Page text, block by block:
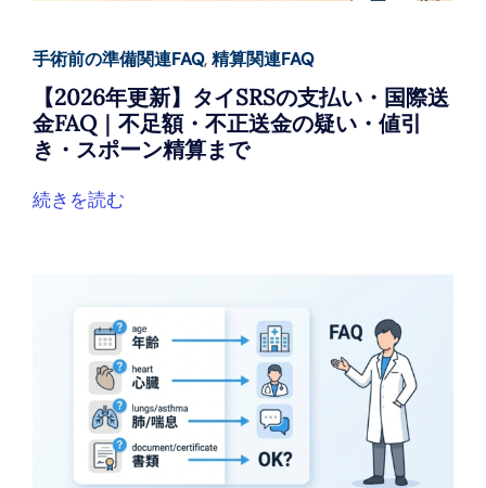
手術前の準備関連FAQ,精算関連FAQ
【2026年更新】タイSRSの支払い・国際送
金FAQ｜不足額・不正送金の疑い・値引
き・スポーン精算まで
続きを読む